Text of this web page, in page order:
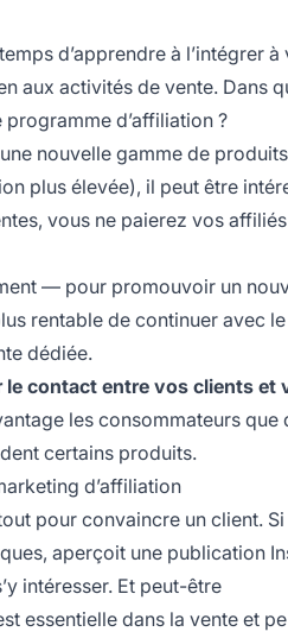
d’apprendre à l’intégrer à
aux activités de vente. Dans
d’affiliation ?
nouvelle gamme de
plus élevée), il peut être
vous ne paierez vos
— pour promouvoir un
rentable de continuer avec le
dédiée.
le contact entre vos clients et
les consommateurs que
certains produits.
d’affiliation
pour convaincre un client.
aperçoit une publication
intéresser. Et peut-être
essentielle dans la vente et